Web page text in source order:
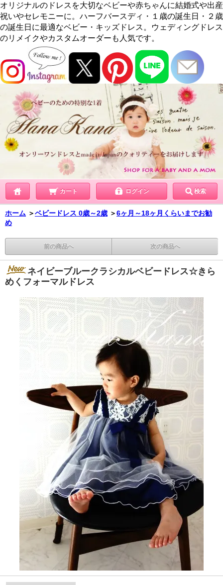
オリジナルのドレスを大切なベビーや赤ちゃんに結婚式や出産
祝いやセレモニーに。ハーフバースディ・１歳の誕生日・２歳
の誕生日に最適なベビー・キッズドレス。ウェディングドレス
のリメイクやカスタムオーダーも人気です。
カート ログイン 検索
ホーム ＞ベビードレス 0歳～2歳 ＞6ヶ月～18ヶ月くらいまでお勧
め
前の商品へ 次の商品へ
ネイビーブルークラシカルベビードレス☆きら
めくフォーマルドレス